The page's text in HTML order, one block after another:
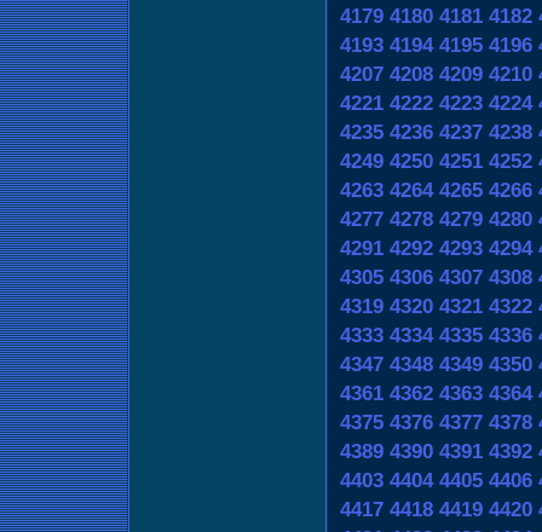
4179 4180 4181 4182
4193 4194 4195 4196
4207 4208 4209 4210
4221 4222 4223 4224
4235 4236 4237 4238
4249 4250 4251 4252
4263 4264 4265 4266
4277 4278 4279 4280
4291 4292 4293 4294
4305 4306 4307 4308
4319 4320 4321 4322
4333 4334 4335 4336
4347 4348 4349 4350
4361 4362 4363 4364
4375 4376 4377 4378
4389 4390 4391 4392
4403 4404 4405 4406
4417 4418 4419 4420